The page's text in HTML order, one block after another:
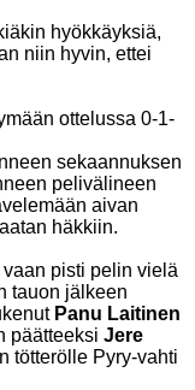
hyökkäyksiä,
niin hyvin, ettei
ottelussa 0-1-
sekaannuksen
pelivälineen
aivan
häkkiin.
pisti pelin vielä
tauon jälkeen
Panu Laitinen
päätteeksi Jere
tötterölle Pyry-vahti